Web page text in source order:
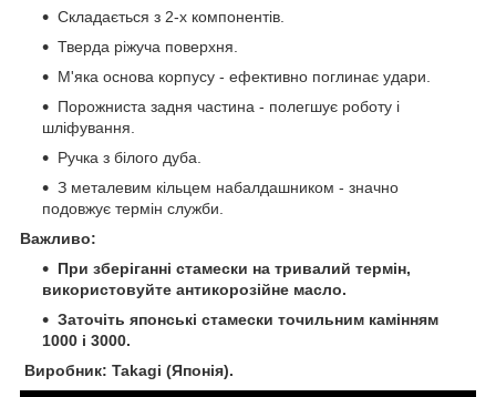
Складається з 2-х компонентів.
Тверда ріжуча поверхня.
М'яка основа корпусу - ефективно поглинає удари.
Порожниста задня частина - полегшує роботу і
шліфування.
Ручка з білого дуба.
З металевим кільцем набалдашником - значно
подовжує термін служби.
Важливо:
При зберіганні стамески на тривалий термін,
використовуйте антикорозійне масло.
Заточіть японські стамески точильним камінням
1000 і 3000.
Виробник: Takagi (Японія).